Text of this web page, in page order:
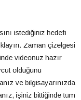
istediğiniz hedefi
Zaman çizelgesi
videonuz hazır
olduğunu
ve bilgisayarınızda
işiniz bittiğinde tüm